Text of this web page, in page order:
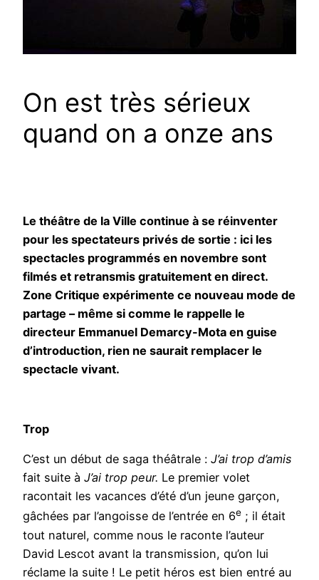
On est très sérieux
quand on a onze ans
Le théâtre de la Ville continue à se réinventer
pour les spectateurs privés de sortie : ici les
spectacles programmés en novembre sont
filmés et retransmis gratuitement en direct.
Zone Critique expérimente ce nouveau mode de
partage – même si comme le rappelle le
directeur Emmanuel Demarcy-Mota en guise
d’introduction, rien ne saurait remplacer le
spectacle vivant.
Trop
C’est un début de saga théâtrale : J’ai trop d’amis
fait suite à J’ai trop peur. Le premier volet
racontait les vacances d’été d’un jeune garçon,
gâchées par l’angoisse de l’entrée en 6e ; il était
tout naturel, comme nous le raconte l’auteur
David Lescot avant la transmission, qu’on lui
réclame la suite ! Le petit héros est bien entré au